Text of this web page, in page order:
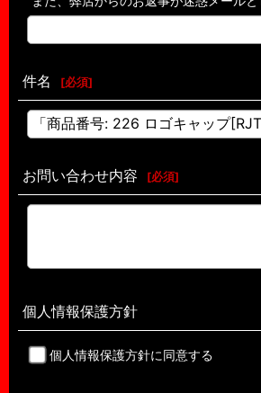
件名 [必須]
お問い合わせ内容 [必須]
個人情報保護方針
個人情報保護方針に同意する